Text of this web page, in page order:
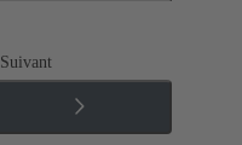
Suivant